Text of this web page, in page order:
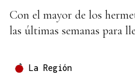
Con el mayor de los
las últimas semanas para
La Región